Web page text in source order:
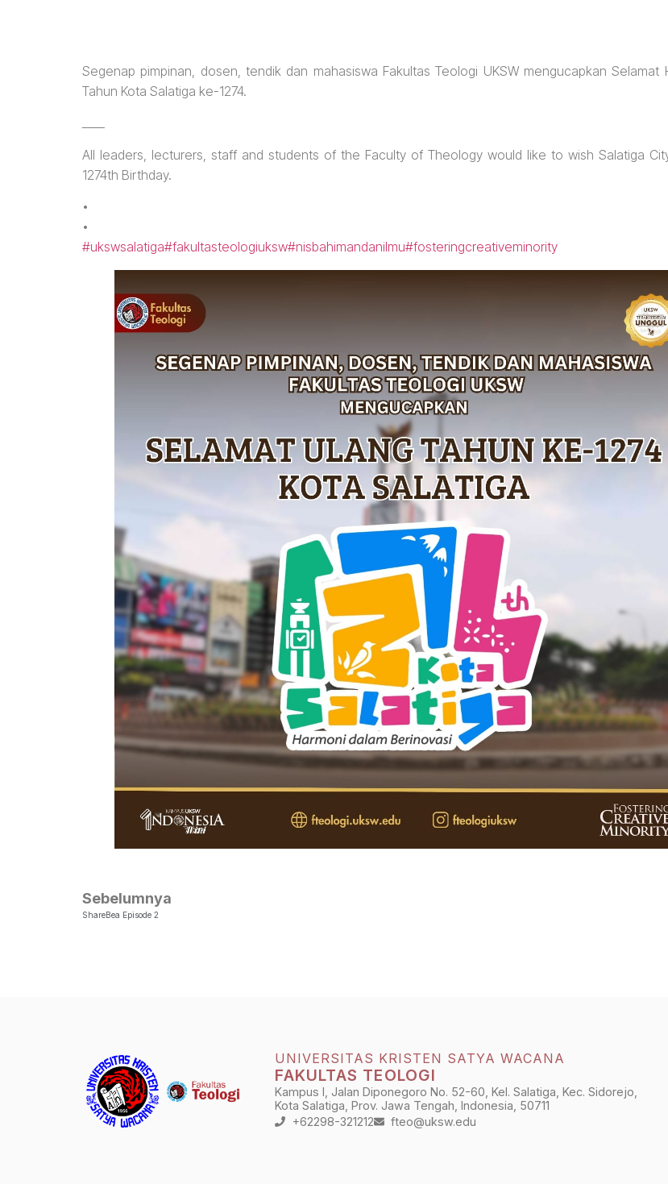
Segenap pimpinan, dosen, tendik dan mahasiswa Fakultas Teologi UKSW mengucapkan Selamat
Tahun Kota Salatiga ke-1274.
All leaders, lecturers, staff and students of the Faculty of Theology would like to wish Salatiga
1274th Birthday.
•
•
#ukswsalatiga#fakultasteologiuksw#nisbahimandanilmu#fosteringcreativeminority
Sebelumnya
ShareBea Episode 2
UNIVERSITAS KRISTEN SATYA WACANA
FAKULTAS TEOLOGI
Kampus I, Jalan Diponegoro No. 52-60, Kel. Salatiga, Kec. Sidorejo,
Kota Salatiga, Prov. Jawa Tengah, Indonesia, 50711
+62298-321212
fteo@uksw.edu